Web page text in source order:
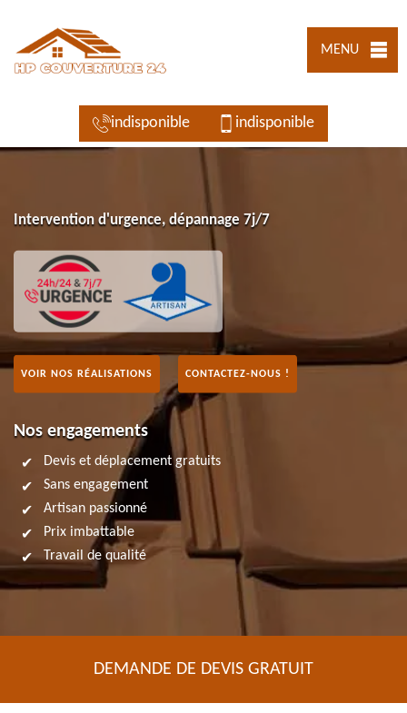
MENU
indisponible indisponible
Intervention d'urgence, dépannage 7j/7
VOIR NOS RÉALISATIONS CONTACTEZ-NOUS !
Nos engagements
Devis et déplacement gratuits
Sans engagement
Artisan passionné
Prix imbattable
Travail de qualité
DEMANDE DE DEVIS GRATUIT